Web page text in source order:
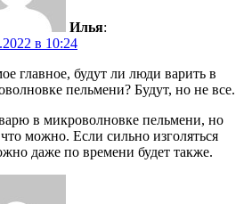
Илья:
в 10:24
главное, будут ли люди варить в
пельмени? Будут, но не все.
в микроволновке пельмени, но
можно. Если сильно изголяться
даже по времени будет также.